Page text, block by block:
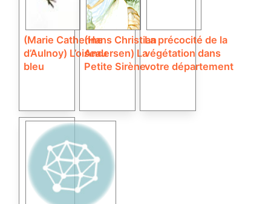
(Marie Catherine
d’Aulnoy) L’oiseau
bleu
(Hans Christian
Andersen) La
Petite Sirène
La précocité de la
végétation dans
votre département